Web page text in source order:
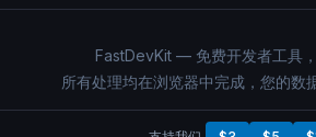
FastDevKit — 免费开发者工具，
所有处理均在浏览器中完成，您的数